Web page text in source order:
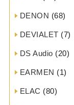
DENON (68)
DEVIALET (7)
DS Audio (20)
EARMEN (1)
ELAC (80)